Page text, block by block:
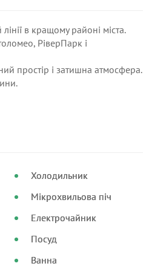
в кращому районі міста.
РіверПарк і
простір і затишна атмосфера.
Холодильник
Мікрохвильова піч
Електрочайник
Посуд
Ванна